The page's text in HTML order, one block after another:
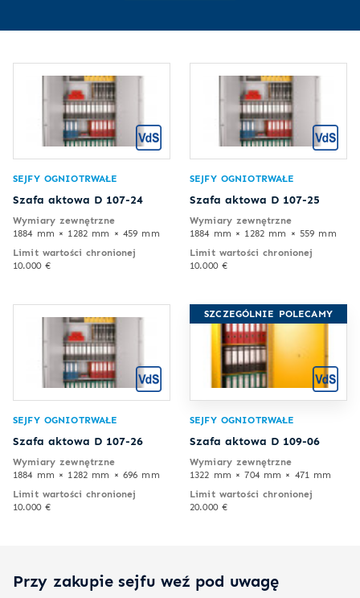
SEJFY OGNIOTRWAŁE
Szafa aktowa D 107-24
Wymiary zewnętrzne
1884 mm × 1282 mm × 459 mm
Limit wartości chronionej
10.000 €
SEJFY OGNIOTRWAŁE
Szafa aktowa D 107-25
Wymiary zewnętrzne
1884 mm × 1282 mm × 559 mm
Limit wartości chronionej
10.000 €
SEJFY OGNIOTRWAŁE
Szafa aktowa D 107-26
Wymiary zewnętrzne
1884 mm × 1282 mm × 696 mm
Limit wartości chronionej
10.000 €
SZCZEGÓLNIE POLECAMY
SEJFY OGNIOTRWAŁE
Szafa aktowa D 109-06
Wymiary zewnętrzne
1322 mm × 704 mm × 471 mm
Limit wartości chronionej
20.000 €
Przy zakupie sejfu weź pod uwagę